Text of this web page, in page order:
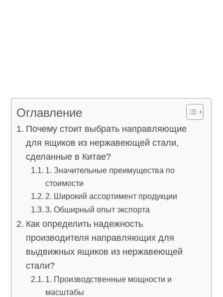
Оглавление
Почему стоит выбрать направляющие
для ящиков из нержавеющей стали,
сделанные в Китае?
1. Значительные преимущества по
стоимости
2. Широкий ассортимент продукции
3. Обширный опыт экспорта
Как определить надежность
производителя направляющих для
выдвижных ящиков из нержавеющей
стали?
1. Производственные мощности и
масштабы